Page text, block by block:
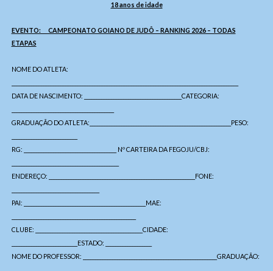
18 anos de idade
EVENTO: CAMPEONATO GOIANO DE JUDÔ – RANKING 2026 – TODAS
ETAPAS
NOME DO ATLETA:
DATA DE NASCIMENTO: ________________________________________CATEGORIA:
GRADUAÇÃO DO ATLETA:__________________________________________________________PESO:
RG: ______________________________________ Nº CARTEIRA DA FEGOJU/CBJ:
ENDEREÇO: ____________________________________________________________FONE:
PAI: __________________________________________________MAE:
CLUBE: ____________________________________________CIDADE:
___________________________ESTADO: ___________________
NOME DO PROFESSOR: _______________________________________________________GRADUAÇÃO: